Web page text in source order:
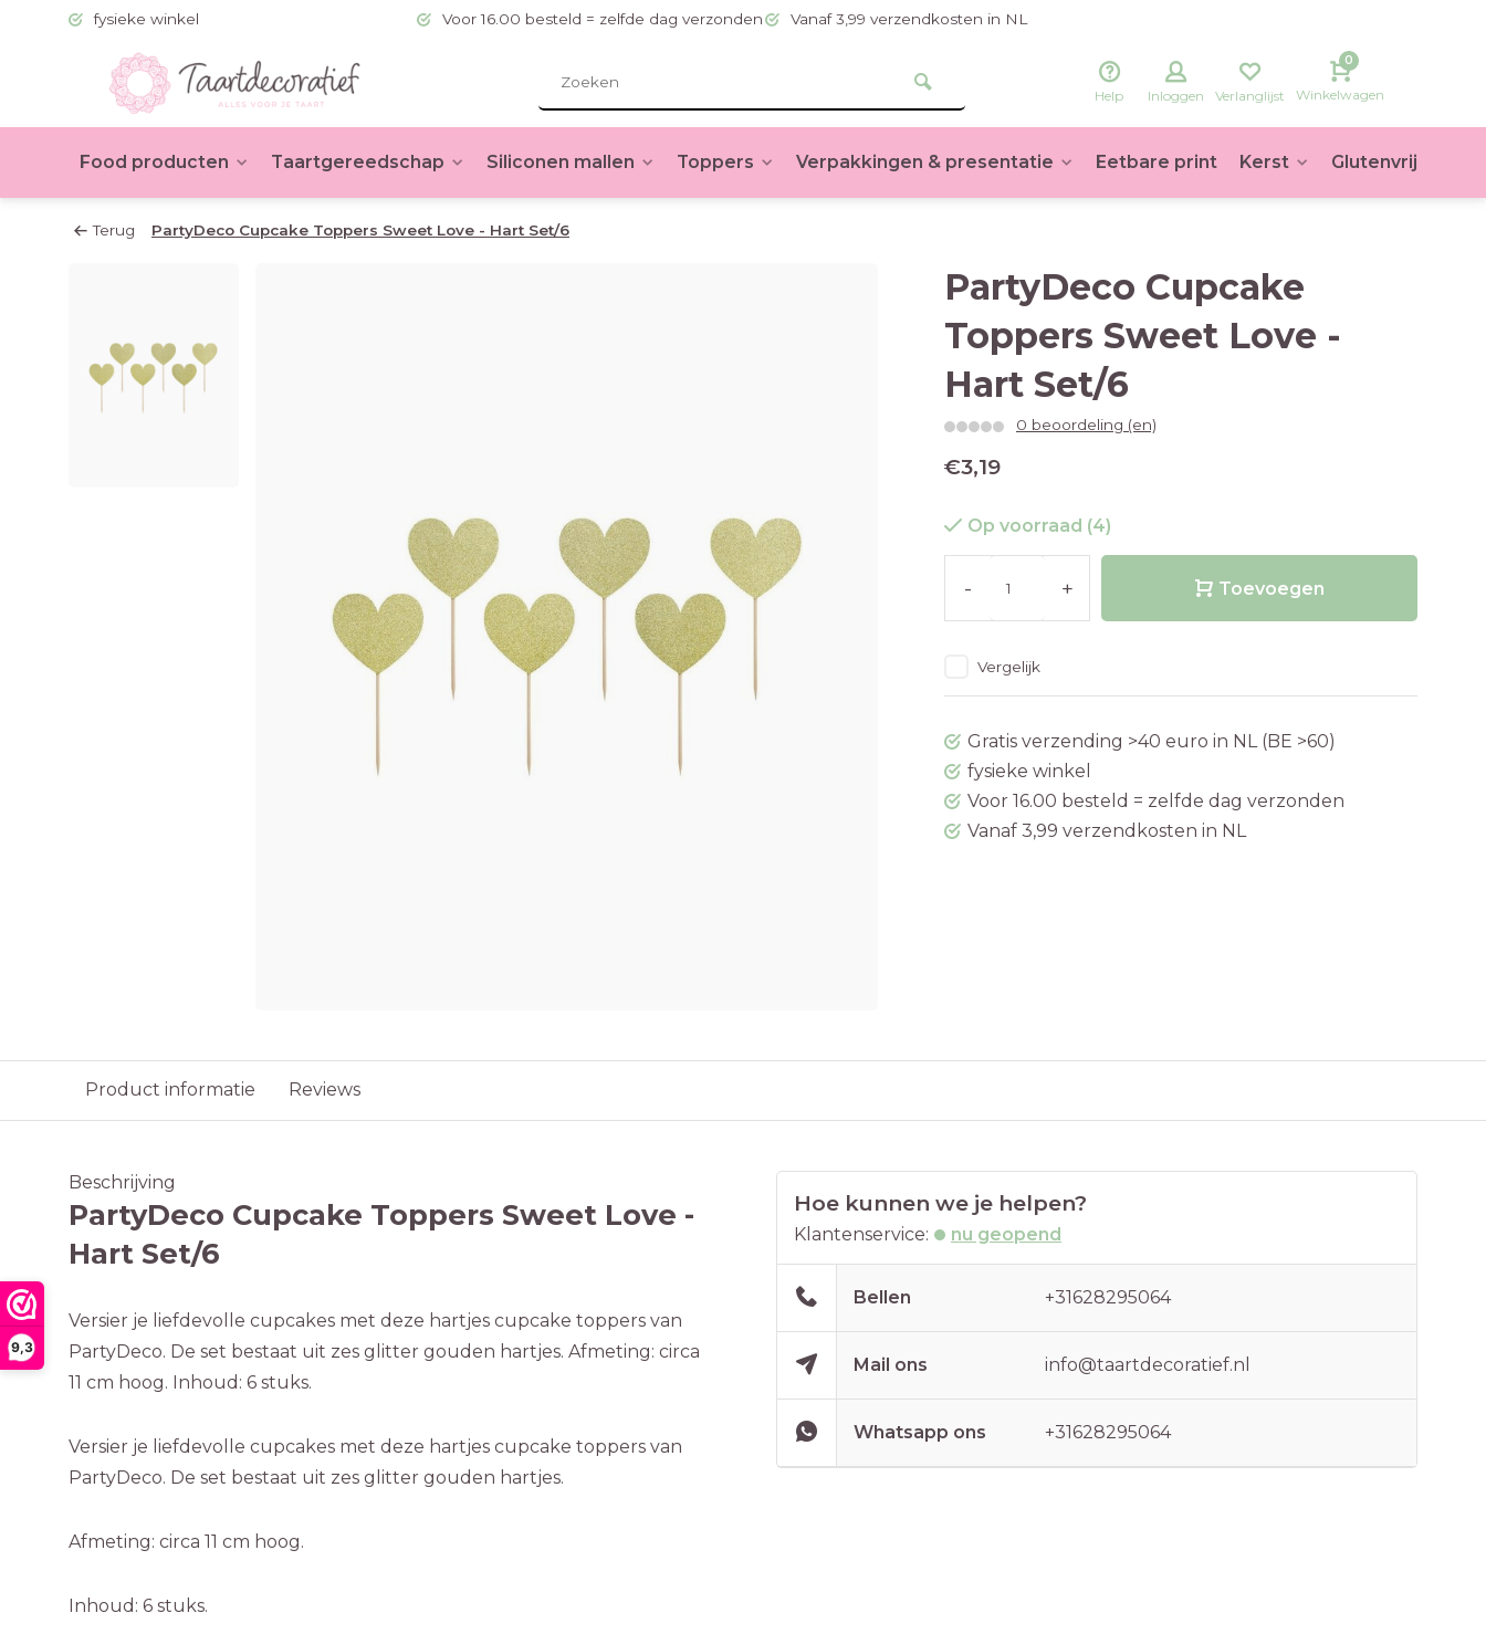
9,3
fysieke winkel Voor 16.00 besteld = zelfde dag verzonden Vanaf 3,99 verzendkosten in NL
Help Inloggen Verlanglijst
0
Winkelwagen
Food producten Taartgereedschap Siliconen mallen Toppers Verpakkingen & presentatie Eetbare print Kerst Glutenvrij
Terug PartyDeco Cupcake Toppers Sweet Love - Hart Set/6
PartyDeco Cupcake
Toppers Sweet Love -
Hart Set/6
0 beoordeling (en)
€3,19
Op voorraad (4)
- + Toevoegen
Vergelijk
Gratis verzending >40 euro in NL (BE >60)
fysieke winkel
Voor 16.00 besteld = zelfde dag verzonden
Vanaf 3,99 verzendkosten in NL
Product informatie Reviews
Beschrijving
PartyDeco Cupcake Toppers Sweet Love -
Hart Set/6
Versier je liefdevolle cupcakes met deze hartjes cupcake toppers van
PartyDeco. De set bestaat uit zes glitter gouden hartjes. Afmeting: circa
11 cm hoog. Inhoud: 6 stuks.
Versier je liefdevolle cupcakes met deze hartjes cupcake toppers van
PartyDeco. De set bestaat uit zes glitter gouden hartjes.
Afmeting: circa 11 cm hoog.
Inhoud: 6 stuks.
Hoe kunnen we je helpen?
Klantenservice: nu geopend
Bellen +31628295064
Mail ons info@taartdecoratief.nl
Whatsapp ons +31628295064